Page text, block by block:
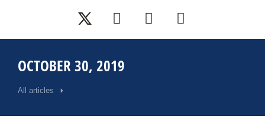
OCTOBER 30, 2019
All articles